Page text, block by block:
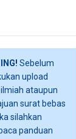
Sebelum
upload
ataupun
surat bebas
silahkan
panduan
kehidupan
untuk
se . . . .
ilmu Politik , Banda
Detail